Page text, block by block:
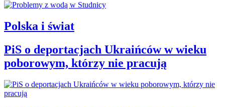
Polska i świat
PiS o deportacjach Ukraińców w wieku
poborowym, którzy nie pracują